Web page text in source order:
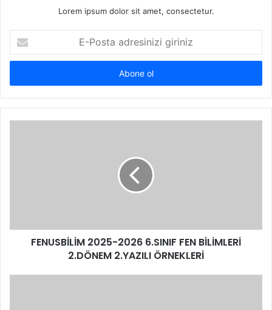
Lorem ipsum dolor sit amet, consectetur.
Posta
adresinizi
FENUSBİLİM 2025-2026 6.SINIF FEN BİLİMLERİ
2.DÖNEM 2.YAZILI ÖRNEKLERİ